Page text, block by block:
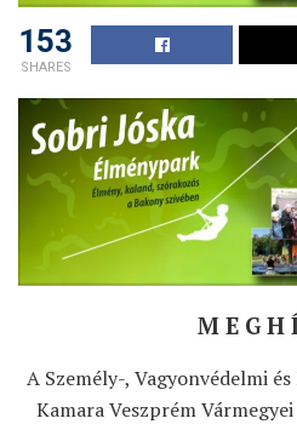
153
SHARES
M E G H
A Személy-, Vagyonvédelmi
Kamara Veszprém